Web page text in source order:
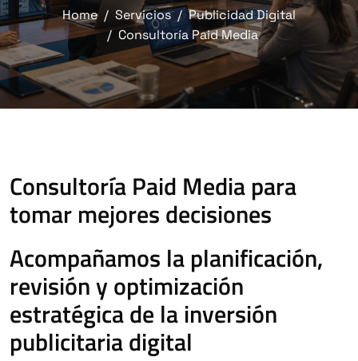
Home Servicios
Publicidad Digital
Consultoría Paid Media
Consultoría Paid Media para
tomar mejores decisiones
Acompañamos la planificación,
revisión y optimización
estratégica de la inversión
publicitaria digital